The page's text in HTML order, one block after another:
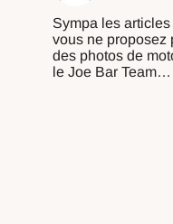
Sympa les
vous ne proposez
des photos de
le Joe Bar Team…